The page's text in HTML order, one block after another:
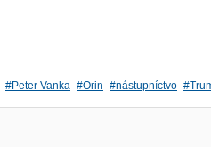
Peter Vanka Orin nástupníctvo